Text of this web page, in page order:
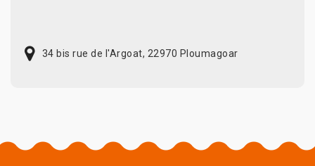
34 bis rue de l'Argoat, 22970 Ploumagoar